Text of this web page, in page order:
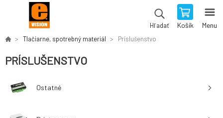
Hľadať Košík Menu
Tlačiarne, spotrebný materiál Príslušenstvo
PRÍSLUŠENSTVO
Ostatné